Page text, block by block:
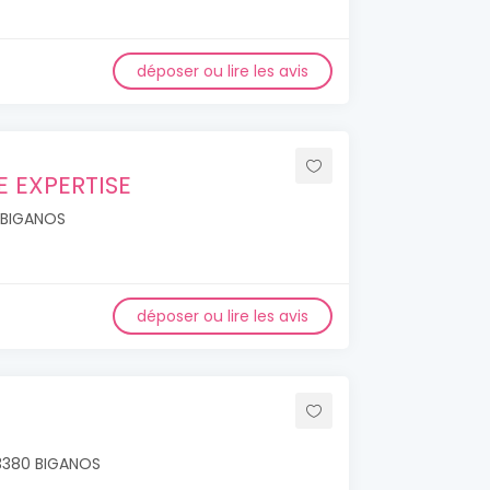
déposer ou lire les avis
déposer ou lire les avis
BIGANOS